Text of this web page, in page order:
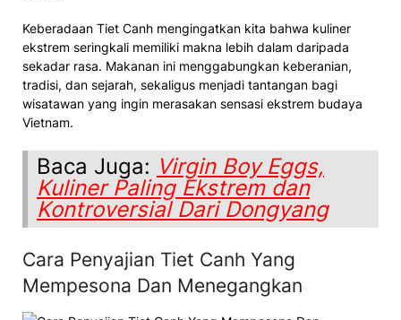
Keberadaan Tiet Canh mengingatkan kita bahwa kuliner
ekstrem seringkali memiliki makna lebih dalam daripada
sekadar rasa. Makanan ini menggabungkan keberanian,
tradisi, dan sejarah, sekaligus menjadi tantangan bagi
wisatawan yang ingin merasakan sensasi ekstrem budaya
Vietnam.
Baca Juga: Virgin Boy Eggs,
Kuliner Paling Ekstrem dan
Kontroversial Dari Dongyang
Cara Penyajian Tiet Canh Yang
Mempesona Dan Menegangkan